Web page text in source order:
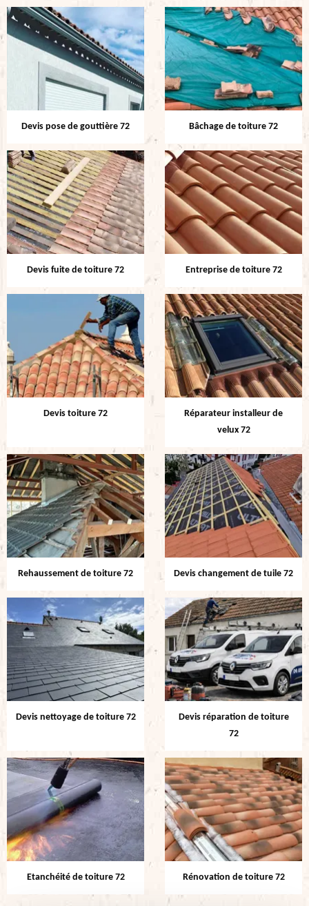
Devis pose de gouttière 72 Bâchage de toiture 72
Devis fuite de toiture 72 Entreprise de toiture 72
Devis toiture 72
Réparateur installeur de
velux 72
Rehaussement de toiture 72 Devis changement de tuile 72
Devis nettoyage de toiture 72
Devis réparation de toiture
72
Etanchéité de toiture 72 Rénovation de toiture 72